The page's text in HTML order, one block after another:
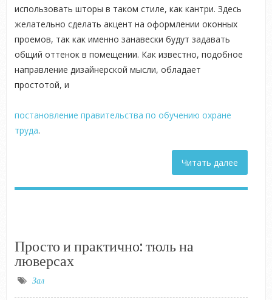
использовать шторы в таком стиле, как кантри. Здесь
желательно сделать акцент на оформлении оконных
проемов, так как именно занавески будут задавать
общий оттенок в помещении. Как известно, подобное
направление дизайнерской мысли, обладает
простотой, и
постановление правительства по обучению охране
труда.
Читать далее
Просто и практично: тюль на
люверсах
Зал